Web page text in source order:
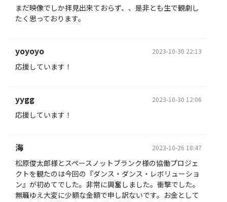
まだ映像でしか拝見出来ておらず、、是非とも生で観劇し
たく思っております。
yoyoyo 2023-10-30 22:13
応援しています！
yygg 2023-10-30 12:06
応援しています！
海 2023-10-26 18:47
松原俊太郎様とスペースノットブランク様の協働プロジェ
クトを観たのは今回の『ダンス・ダンス・レボリューショ
ン』が初めてでした。非常に興奮しました。衝撃でした。
無職ゆえ大変に少額な金額で申し訳ないです。お金として